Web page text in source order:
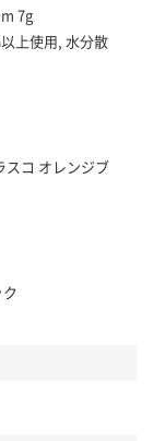
7g
上使用, 水分散
スコ オレンジブ